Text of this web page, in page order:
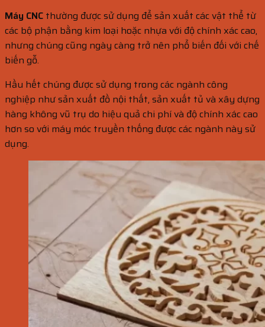
Máy CNC thường được sử dụng để sản xuất các vật thể từ
các bộ phận bằng kim loại hoặc nhựa với độ chính xác cao,
nhưng chúng cũng ngày càng trở nên phổ biến đối với chế
biến gỗ.
Hầu hết chúng được sử dụng trong các ngành công
nghiệp như sản xuất đồ nội thất, sản xuất tủ và xây dựng
hàng không vũ trụ do hiệu quả chi phí và độ chính xác cao
hơn so với máy móc truyền thống được các ngành này sử
dụng.